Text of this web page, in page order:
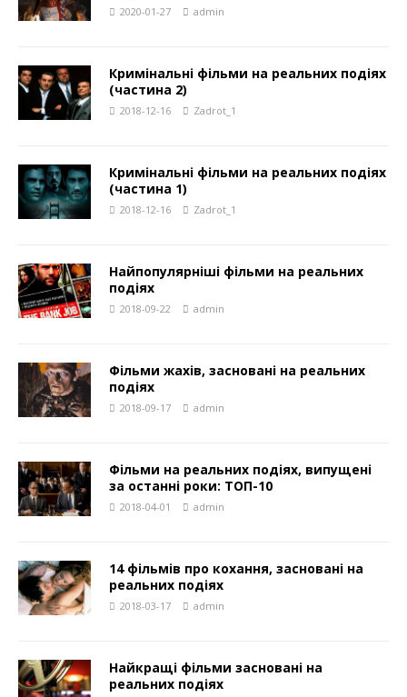
2020-01-27 admin
Кримінальні фільми на реальних подіях
(частина 2)
2018-12-16 Zadrot_1
Кримінальні фільми на реальних подіях
(частина 1)
2018-12-16 Zadrot_1
Найпопулярніші фільми на реальних
подіях
2018-09-22 admin
Фільми жахів, засновані на реальних
подіях
2018-09-17 admin
Фільми на реальних подіях, випущені
за останні роки: ТОП-10
2018-04-01 admin
14 фільмів про кохання, засновані на
реальних подіях
2018-03-17 admin
Найкращі фільми засновані на
реальних подіях